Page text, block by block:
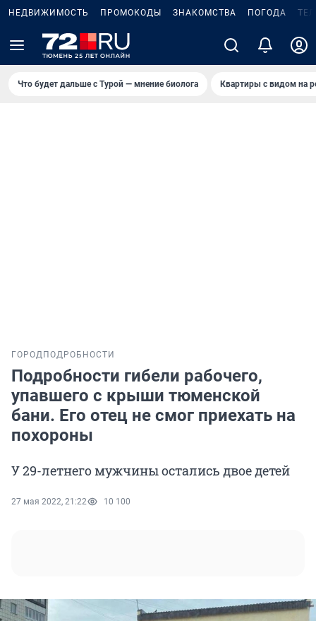
НЕДВИЖИМОСТЬ ПРОМОКОДЫ ЗНАКОМСТВА ПОГОДА
Что будет дальше с Турой — мнение биолога Квартиры с видом на
ГОРОД ПОДРОБНОСТИ
Подробности гибели рабочего,
упавшего с крыши тюменской
бани. Его отец не смог приехать на
похороны
У 29-летнего мужчины остались двое детей
27 мая 2022, 21:22 10 100